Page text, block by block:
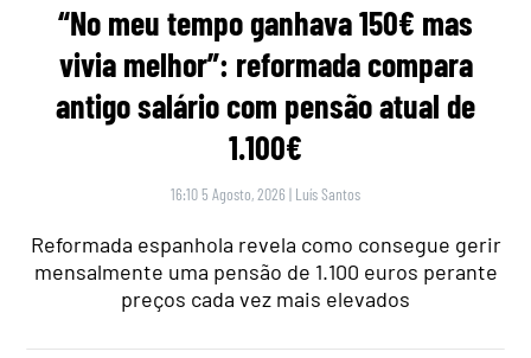
“No meu tempo ganhava 150€ mas
vivia melhor”: reformada compara
antigo salário com pensão atual de
1.100€
16:10 5 Agosto, 2026 | Luís Santos
Reformada espanhola revela como consegue gerir
mensalmente uma pensão de 1.100 euros perante
preços cada vez mais elevados